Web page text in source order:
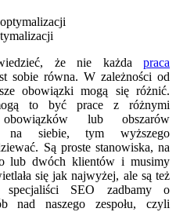
że nie każda praca
sobie równa. W zależności od
obowiązki mogą się różnić.
to być prace z różnymi
lub obszarów
na siebie, tym wyższego
Są proste stanowiska, na
lub dwóch klientów i musimy
się jak najwyżej, ale są też
SEO zadbamy o
nad naszego zespołu, czyli